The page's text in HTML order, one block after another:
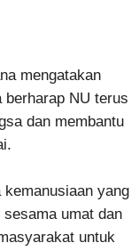
mengatakan
berharap NU terus
dan membantu
yang
umat dan
untuk